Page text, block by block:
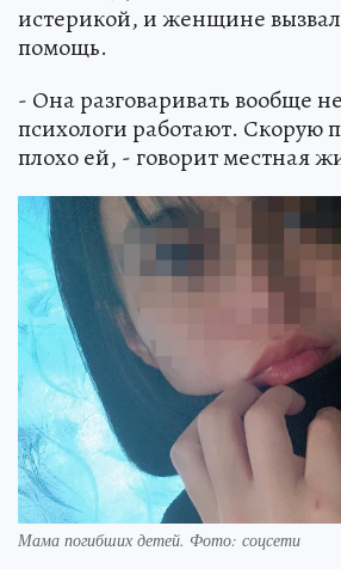
истерикой, и женщине
помощь.
- Она разговаривать вообще
психологи работают. Скорую
плохо ей, - говорит местная
Мама погибших детей. Фото: соцсети